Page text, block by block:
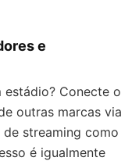
e
estádio? Conecte o
outras marcas via
de streaming como
é igualmente